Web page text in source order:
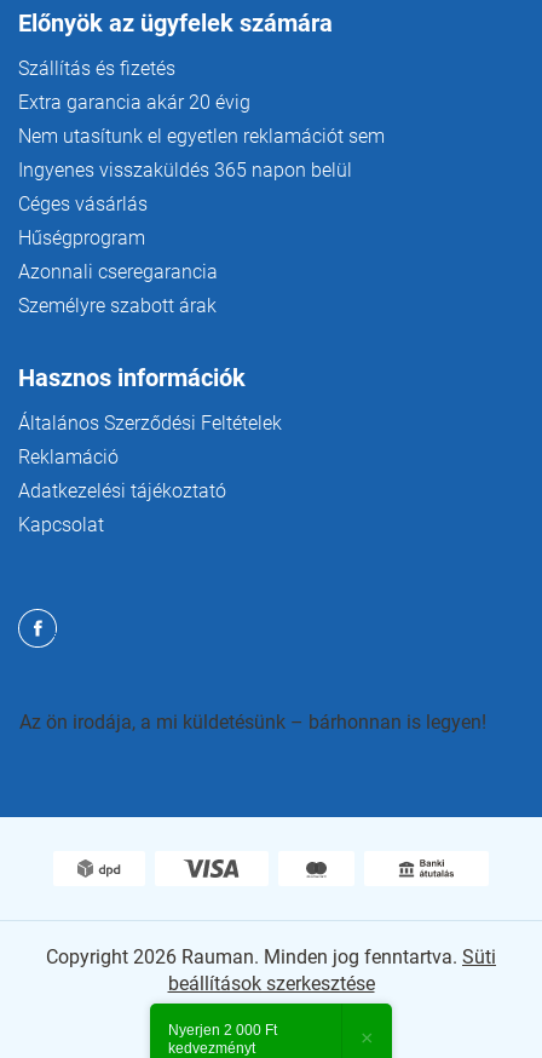
Előnyök az ügyfelek számára
Szállítás és fizetés
Extra garancia akár 20 évig
Nem utasítunk el egyetlen reklamációt sem
Ingyenes visszaküldés 365 napon belül
Céges vásárlás
Hűségprogram
Azonnali cseregarancia
Személyre szabott árak
Hasznos információk
Általános Szerződési Feltételek
Reklamáció
Adatkezelési tájékoztató
Kapcsolat
Az ön irodája, a mi küldetésünk – bárhonnan is legyen!
Shoptet Premium készítette
Copyright 2026 Rauman. Minden jog fenntartva. Süti
beállítások szerkesztése
Nyerjen 2 000 Ft
kedvezményt
×